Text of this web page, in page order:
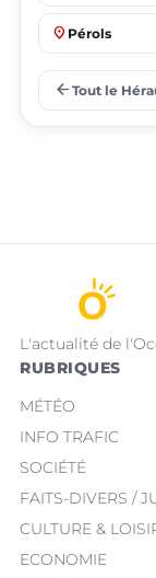
place Pérols
place
arrow_back Tout le
L'actualité de
RUBRIQUES
MÉTÉO
INFO TRAFIC
SOCIÉTÉ
FAITS-DIVERS /
CULTURE &
ECONOMIE